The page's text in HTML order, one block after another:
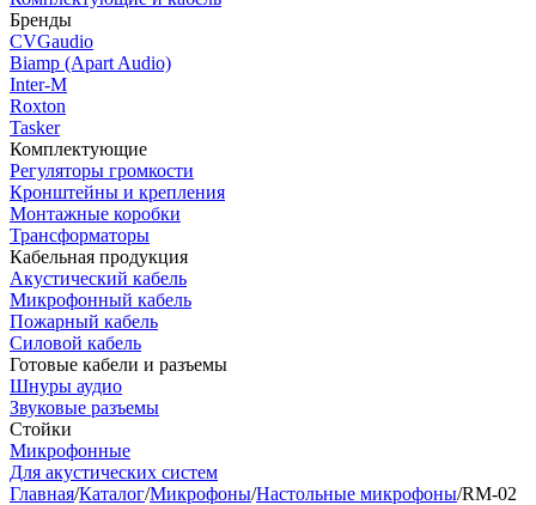
Бренды
CVGaudio
Biamp (Apart Audio)
Inter-M
Roxton
Tasker
Комплектующие
Регуляторы громкости
Кронштейны и крепления
Монтажные коробки
Трансформаторы
Кабельная продукция
Акустический кабель
Микрофонный кабель
Пожарный кабель
Силовой кабель
Готовые кабели и разъемы
Шнуры аудио
Звуковые разъемы
Стойки
Микрофонные
Для акустических систем
Главная/Каталог/Микрофоны/Настольные микрофоны/RM-02